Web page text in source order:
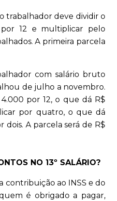
trabalhador deve dividir o
12 e multiplicar pelo
A primeira parcela
com salário bruto
de julho a novembro.
por 12, o que dá R$
por quatro, o que dá
dois. A parcela será de R$
NO 13º SALÁRIO?
contribuição ao INSS e do
é obrigado a pagar,